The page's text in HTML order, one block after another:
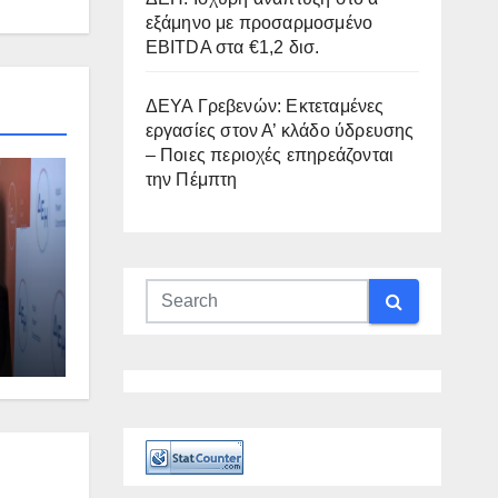
εξάμηνο με προσαρμοσμένο
EBITDA στα €1,2 δισ.
ΔΕΥΑ Γρεβενών: Εκτεταμένες
εργασίες στον Α’ κλάδο ύδρευσης
– Ποιες περιοχές επηρεάζονται
την Πέμπτη